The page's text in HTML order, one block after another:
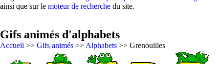
ainsi que sur le moteur de recherche du site.
Gifs animés d'alphabets
Accueil >> Gifs animés >> Alphabets >> Grenouilles